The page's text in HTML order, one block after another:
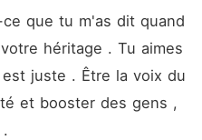
que tu m'as dit quand
héritage . Tu aimes
juste . Être la voix du
et booster des gens ,